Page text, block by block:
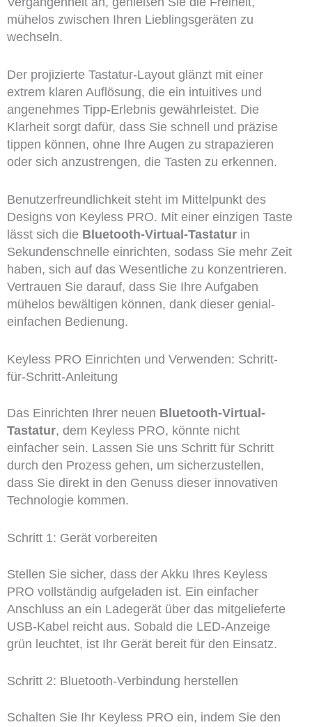
mühelos zwischen Ihren Lieblingsgeräten zu
wechseln.
Der projizierte Tastatur-Layout glänzt mit einer
extrem klaren Auflösung, die ein intuitives und
angenehmes Tipp-Erlebnis gewährleistet. Die
Klarheit sorgt dafür, dass Sie schnell und präzise
tippen können, ohne Ihre Augen zu strapazieren
oder sich anzustrengen, die Tasten zu erkennen.
Benutzerfreundlichkeit steht im Mittelpunkt des
Designs von Keyless PRO. Mit einer einzigen Taste
lässt sich die Bluetooth-Virtual-Tastaturin
Sekundenschnelle einrichten, sodass Sie mehr Zeit
haben, sich auf das Wesentliche zu konzentrieren.
Vertrauen Sie darauf, dass Sie Ihre Aufgaben
mühelos bewältigen können, dank dieser genial-
einfachen Bedienung.
Keyless PRO Einrichten und Verwenden: Schritt-
für-Schritt-Anleitung
Das Einrichten Ihrer neuen Bluetooth-Virtual-
Tastatur, dem Keyless PRO, könnte nicht
einfacher sein. Lassen Sie uns Schritt für Schritt
durch den Prozess gehen, um sicherzustellen,
dass Sie direkt in den Genuss dieser innovativen
Technologie kommen.
Schritt 1: Gerät vorbereiten
Stellen Sie sicher, dass der Akku Ihres Keyless
PRO vollständig aufgeladen ist. Ein einfacher
Anschluss an ein Ladegerät über das mitgelieferte
USB-Kabel reicht aus. Sobald die LED-Anzeige
grün leuchtet, ist Ihr Gerät bereit für den Einsatz.
Schritt 2: Bluetooth-Verbindung herstellen
Schalten Sie Ihr Keyless PRO ein, indem Sie den